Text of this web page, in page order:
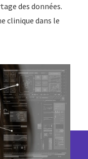
des données.
clinique dans le